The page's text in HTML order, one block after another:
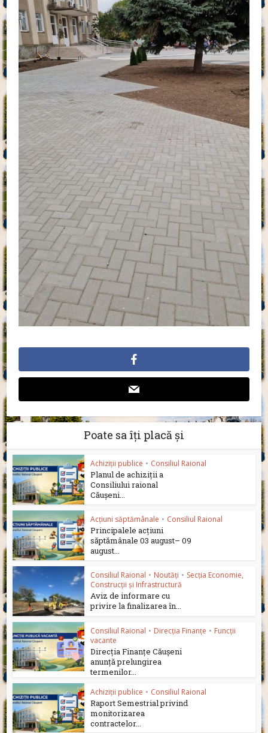
Poate sa îți placă și
Achiziții publice • Consiliul Raional
Planul de achiziții a
Consiliului raional
Căușeni...
Acțiuni săptămânale • Consiliul Raional
Principalele acțiuni
săptămânale 03 august– 09
august...
Consiliul Raional • Noutăți • Secția Economie,
Construcții și Infrastructură
Aviz de informare cu
privire la finalizarea în...
Consiliul Raional • Direcția Finanțe • Funcții
vacante
Direcția Finanțe Căușeni
anunță prelungirea
termenilor...
Achiziții publice • Consiliul Raional
Raport Semestrial privind
monitorizarea
contractelor...